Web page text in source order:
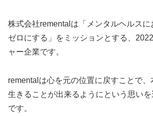
株式会社rementalは「メンタルヘルスに
ゼロにする」をミッションとする、
ャー企業です。
rementalは心を元の位置に戻すことで、
生きることが出来るようにという思い
です。